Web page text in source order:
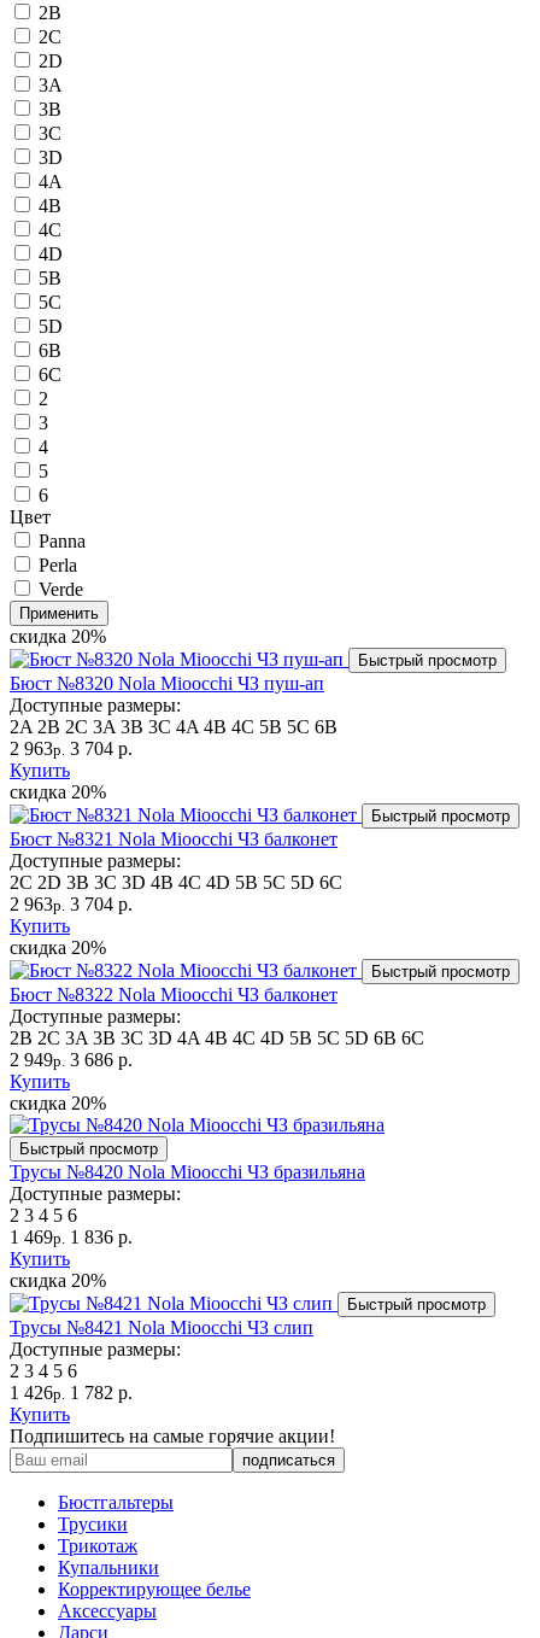
2B
2C
2D
3A
3B
3C
3D
4A
4B
4C
4D
5B
5C
5D
6B
6C
2
3
4
5
6
Цвет
Panna
Perla
Verde
Применить
скидка 20%
Быстрый просмотр
Бюст №8320 Nola Mioocchi ЧЗ пуш-ап
Доступные размеры:
2A 2B 2C 3A 3B 3C 4A 4B 4C 5B 5C 6B
2 963р. 3 704 р.
Купить
скидка 20%
Быстрый просмотр
Бюст №8321 Nola Mioocchi ЧЗ балконет
Доступные размеры:
2C 2D 3B 3C 3D 4B 4C 4D 5B 5C 5D 6C
2 963р. 3 704 р.
Купить
скидка 20%
Быстрый просмотр
Бюст №8322 Nola Mioocchi ЧЗ балконет
Доступные размеры:
2B 2C 3A 3B 3C 3D 4A 4B 4C 4D 5B 5C 5D 6B 6C
2 949р. 3 686 р.
Купить
скидка 20%
Быстрый просмотр
Трусы №8420 Nola Mioocchi ЧЗ бразильяна
Доступные размеры:
2 3 4 5 6
1 469р. 1 836 р.
Купить
скидка 20%
Быстрый просмотр
Трусы №8421 Nola Mioocchi ЧЗ слип
Доступные размеры:
2 3 4 5 6
1 426р. 1 782 р.
Купить
Подпишитесь на самые горячие акции!
Бюстгальтеры
Трусики
Трикотаж
Купальники
Корректирующее белье
Аксессуары
Дарси